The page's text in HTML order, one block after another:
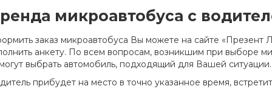
микроавтобуса с
заказ микроавтобуса Вы можете на сайте
анкету. По всем вопросам, возникшим при выборе
выбрать автомобиль, подходящий для Вашей ситуации.
прибудет на место в точно указанное время,